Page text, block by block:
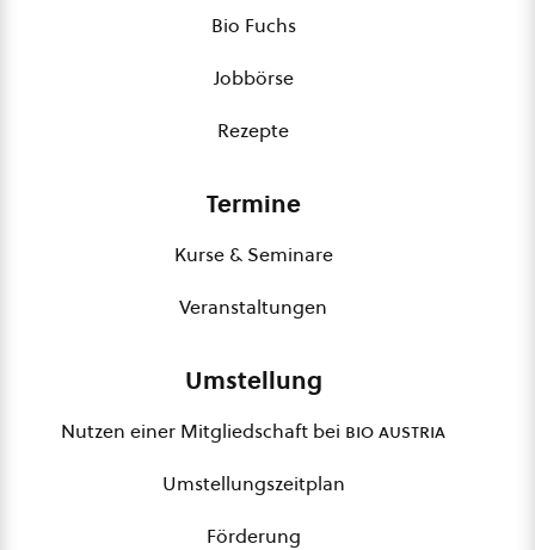
Bio Fuchs
Jobbörse
Rezepte
Termine
Kurse & Seminare
Veranstaltungen
Umstellung
Nutzen einer Mitgliedschaft bei bio austria
Umstellungszeitplan
Förderung